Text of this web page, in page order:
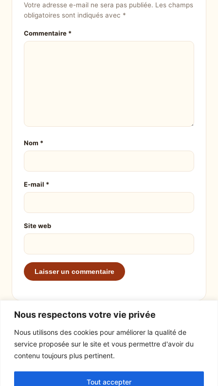
Nous respectons votre vie privée
Nous utilisons des cookies pour améliorer la qualité de
service proposée sur le site et vous permettre d'avoir du
contenu toujours plus pertinent.
Tout accepter
Votre adresse e-mail ne sera pas publiée. Les champs
obligatoires sont indiqués avec *
Commentaire *
Nom *
E-mail *
Site web
Actualités